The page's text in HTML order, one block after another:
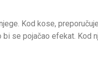
Kod kose,
se pojačao efekat. Kod